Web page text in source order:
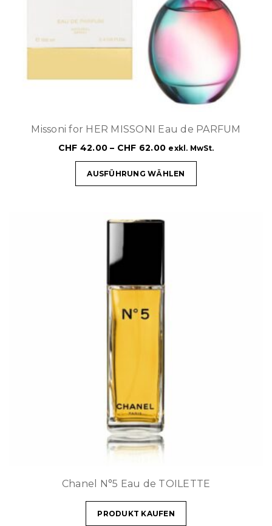
Missoni for HER MISSONI Eau de PARFUM
CHF 42.00 – CHF 62.00 exkl. MwSt.
AUSFÜHRUNG WÄHLEN
Chanel N°5 Eau de TOILETTE
PRODUKT KAUFEN